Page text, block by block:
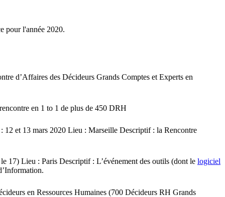
pour l'année 2020.
d’Affaires des Décideurs Grands Comptes et Experts en
en 1 to 1 de plus de 450 DRH
12 et 13 mars 2020 Lieu : Marseille Descriptif : la Rencontre
17) Lieu : Paris Descriptif : L’événement des outils (dont le logiciel
en Ressources Humaines (700 Décideurs RH Grands